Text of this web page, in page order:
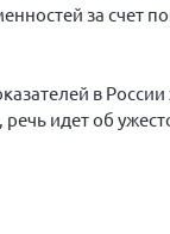
за счет
в
идет об